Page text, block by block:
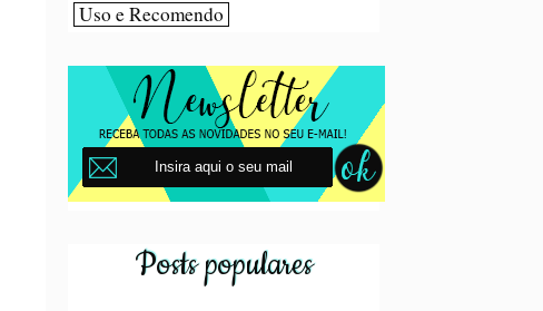
Uso e Recomendo
Posts populares